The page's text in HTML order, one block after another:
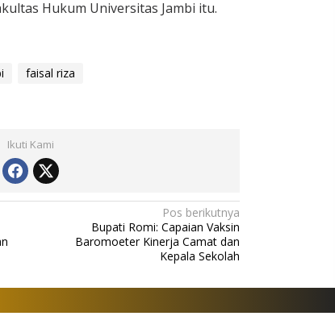
Hukum Universitas Jambi itu.
faisal riza
Ikuti Kami
Pos berikutnya
Bupati Romi: Capaian Vaksin
Baromoeter Kinerja Camat dan
Kepala Sekolah